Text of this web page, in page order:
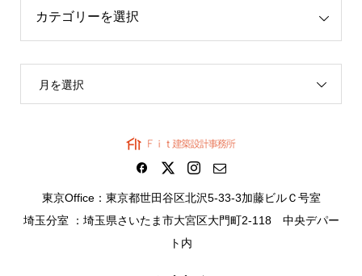
月を選択
東京Office：東京都世田谷区北沢5-33-3加藤ビルＣ号室
埼玉分室 ：埼玉県さいたま市大宮区大門町2-118 中央デパー
ト内